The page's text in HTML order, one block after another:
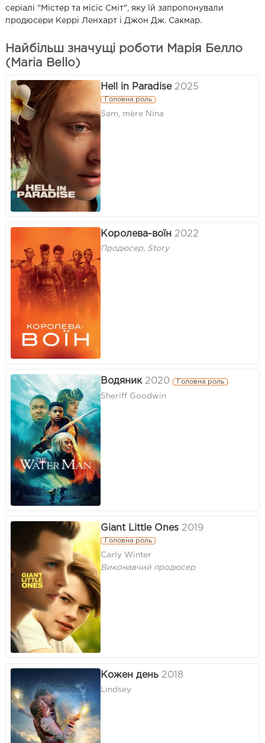
серіалі "Містер та місіс Сміт", яку їй запропонували
продюсери Керрі Ленхарт і Джон Дж. Сакмар.
Найбільш значущі роботи Марія Белло
(Maria Bello)
Hell in Paradise 2025
Головна роль
Sam, mère Nina
Королева-воїн 2022
Продюсер, Story
Водяник 2020 Головна роль
Sheriff Goodwin
Giant Little Ones 2019
Головна роль
Carly Winter
Виконавчий продюсер
Кожен день 2018
Lindsey